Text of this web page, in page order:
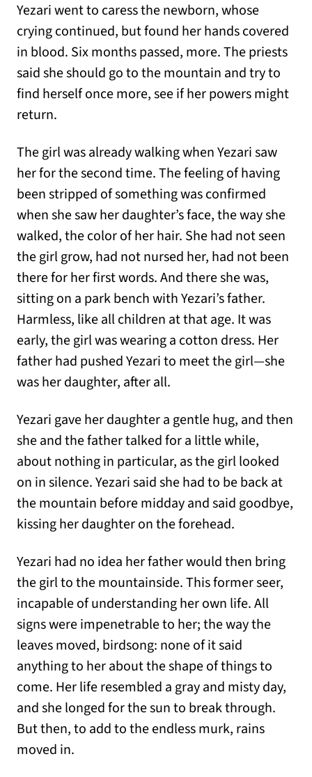
Yezari went to caress the newborn, whose
crying continued, but found her hands covered
in blood. Six months passed, more. The priests
said she should go to the mountain and try to
find herself once more, see if her powers might
return.
The girl was already walking when Yezari saw
her for the second time. The feeling of having
been stripped of something was confirmed
when she saw her daughter’s face, the way she
walked, the color of her hair. She had not seen
the girl grow, had not nursed her, had not been
there for her first words. And there she was,
sitting on a park bench with Yezari’s father.
Harmless, like all children at that age. It was
early, the girl was wearing a cotton dress. Her
father had pushed Yezari to meet the girl—she
was her daughter, after all.
Yezari gave her daughter a gentle hug, and then
she and the father talked for a little while,
about nothing in particular, as the girl looked
on in silence. Yezari said she had to be back at
the mountain before midday and said goodbye,
kissing her daughter on the forehead.
Yezari had no idea her father would then bring
the girl to the mountainside. This former seer,
incapable of understanding her own life. All
signs were impenetrable to her; the way the
leaves moved, birdsong: none of it said
anything to her about the shape of things to
come. Her life resembled a gray and misty day,
and she longed for the sun to break through.
But then, to add to the endless murk, rains
moved in.